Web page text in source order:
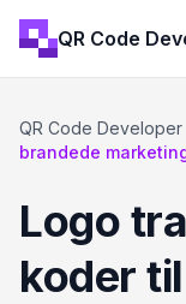
QR Code
QR Code Developer
brandede
Logo
koder